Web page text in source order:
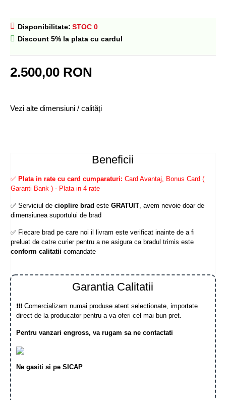
2.500,00 RON
Disponibilitate: STOC 0
Discount 5% la plata cu cardul
Vezi alte dimensiuni / calități
Beneficii
✅ Plata in rate cu card cumparaturi: Card Avantaj, Bonus Card (
Garanti Bank ) - Plata in 4 rate
✅ Serviciul de cioplire brad este GRATUIT, avem nevoie doar de
dimensiunea suportului de brad
✅ Fiecare brad pe care noi il livram este verificat inainte de a fi
preluat de catre curier pentru a ne asigura ca bradul trimis este
conform calitatii comandate
Garantia Calitatii
❗❗❗ Comercializam numai produse atent selectionate, importate
direct de la producator pentru a va oferi cel mai bun pret.
Pentru vanzari engross, va rugam sa ne contactati
Ne gasiti si pe SICAP